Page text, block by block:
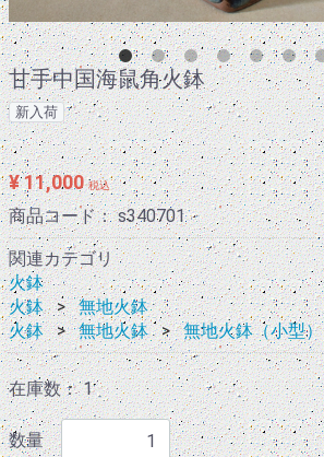
甘手中国海鼠角火鉢
新入荷
¥ 11,000 税込
商品コード：s340701
関連カテゴリ
火鉢
火鉢
無地火鉢
火鉢
無地火鉢 無地火鉢（小型）
在庫数： 1
数量